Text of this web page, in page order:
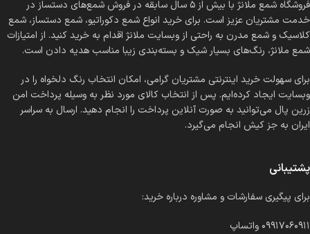
فروشگاه شمع ملانژ با بیش از ۵ سال سابقه در فروش شمع‌های دستساز در
خدمت مشتریان عزیز است. برای خرید انواع شمع دکوراتیو، شمع دستساز، شمع
کلاسیک و شمع مدرن به راحتی از وبسایت ملانژ اقدام به خرید کنید. از امتیازات
شمع ملانژ، رنگ‌های بسیار شیک و بسته‌بندی زیبا مناسب هدیه دادن است.
برای سهولت خرید اینترنتی مشتریان گرامی، امکان انتخاب رنگ دلخواه را در
وبسایت ایجاد کرده‌ایم. پس از انتخاب کالای مورد نظر به وسیله پرداخت امن
زرین پال می‌توانید به صورت آنلاین پرداخت را انجام دهید. ارسال به سراسر
ایران به جز کیش انجام می‌گیرد.
پشتیبانی
برای پیگیری سفارشات و مشاوره درباره خرید:
۰۹۹۱۷۰۶۰۹۱۱ واتساپ